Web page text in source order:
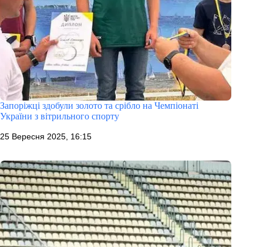
Запоріжці здобули золото та срібло на Чемпіонаті
України з вітрильного спорту
25 Вересня 2025, 16:15